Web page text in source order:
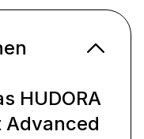
HUDORA
Advanced